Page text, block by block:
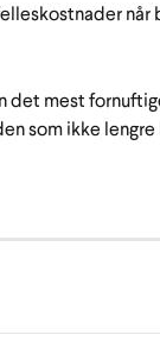
når
det mest
som ikke